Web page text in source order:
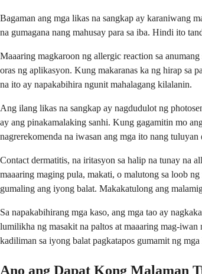
Bagaman ang mga likas na sangkap ay karaniwang
na gumagana nang mahusay para sa iba. Hindi ito
Maaaring magkaroon ng allergic reaction sa
oras ng aplikasyon. Kung makaranas ka ng hirap sa
na ito ay napakabihira ngunit mahalagang kilalanin.
Ang ilang likas na sangkap ay nagdudulot ng
ay ang pinakamalaking sanhi. Kung gagamitin mo
nagrerekomenda na iwasan ang mga ito nang
Contact dermatitis, na iritasyon sa halip na tunay na
maaaring maging pula, makati, o malutong sa loob
gumaling ang iyong balat. Makakatulong ang
Sa napakabihirang mga kaso, ang mga tao ay
lumilikha ng masakit na paltos at maaaring mag-
kadiliman sa iyong balat pagkatapos gumamit ng
Ano ang Dapat Kong Malaman